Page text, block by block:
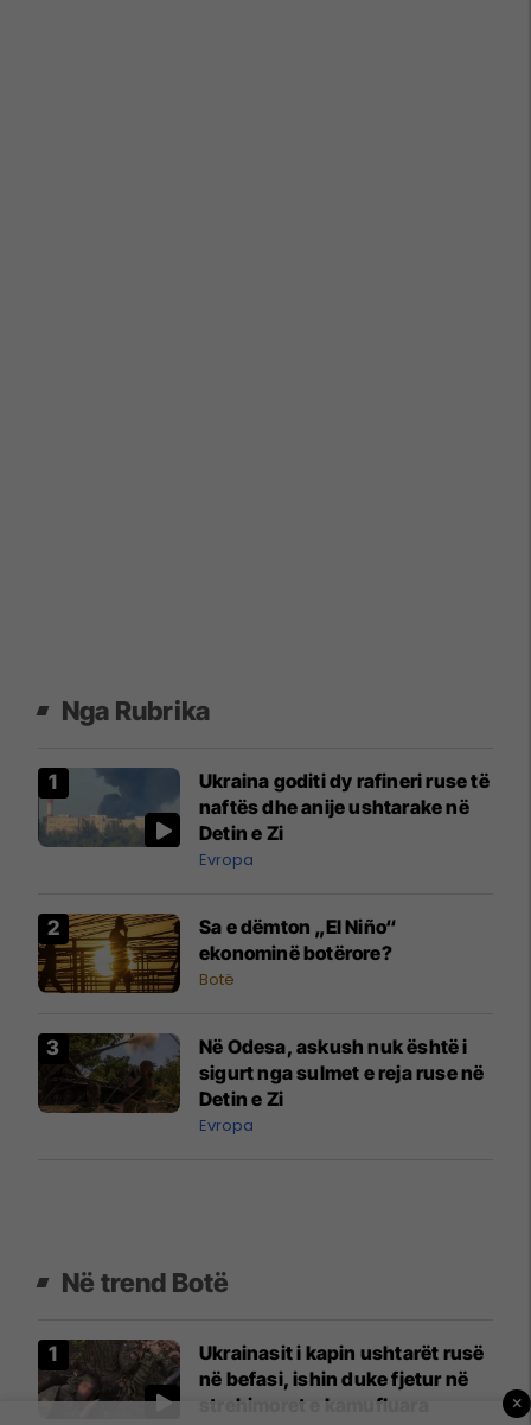
Nga Rubrika
Ukraina goditi dy rafineri ruse të
naftës dhe anije ushtarake në
Detin e Zi
Evropa
Sa e dëmton „El Niño“
ekonominë botërore?
Botë
Në Odesa, askush nuk është i
sigurt nga sulmet e reja ruse në
Detin e Zi
Evropa
Në trend Botë
Ukrainasit i kapin ushtarët rusë
në befasi, ishin duke fjetur në
strehimoret e kamufluara
×